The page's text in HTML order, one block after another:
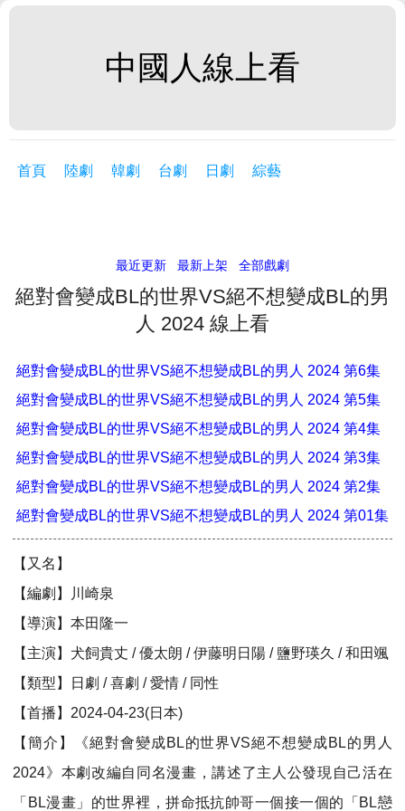
中國人線上看
首頁 陸劇 韓劇 台劇 日劇 綜藝
最近更新 最新上架 全部戲劇
絕對會變成BL的世界VS絕不想變成BL的男
人 2024 線上看
絕對會變成BL的世界VS絕不想變成BL的男人 2024 第6集
絕對會變成BL的世界VS絕不想變成BL的男人 2024 第5集
絕對會變成BL的世界VS絕不想變成BL的男人 2024 第4集
絕對會變成BL的世界VS絕不想變成BL的男人 2024 第3集
絕對會變成BL的世界VS絕不想變成BL的男人 2024 第2集
絕對會變成BL的世界VS絕不想變成BL的男人 2024 第01集
【又名】
【編劇】川崎泉
【導演】本田隆一
【主演】犬飼貴丈 / 優太朗 / 伊藤明日陽 / 鹽野瑛久 / 和田颯
【類型】日劇 / 喜劇 / 愛情 / 同性
【首播】2024-04-23(日本)
【簡介】《絕對會變成BL的世界VS絕不想變成BL的男人
2024》本劇改編自同名漫畫，講述了主人公發現自己活在
「BL漫畫」的世界裡，拼命抵抗帥哥一個接一個的「BL戀